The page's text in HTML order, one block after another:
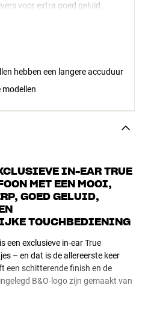
voor extra goed geluid
hebben een langere accuduur
IN-EAR TRUE
MET EEN MOOI,
GOED GELUID,
TOUCHBEDIENING
een exclusieve in-ear True
– en dat is de allereerste keer
een schitterende finish en de
B&O-logo zijn gemaakt van
indrukwekkende geluidskwaliteit